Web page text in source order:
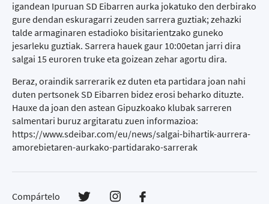
igandean Ipuruan SD Eibarren aurka jokatuko den derbirako
gure dendan eskuragarri zeuden sarrera guztiak; zehazki
talde armaginaren estadioko bisitarientzako guneko
jesarleku guztiak. Sarrera hauek gaur 10:00etan jarri dira
salgai 15 euroren truke eta goizean zehar agortu dira.
Beraz, oraindik sarrerarik ez duten eta partidara joan nahi
duten pertsonek SD Eibarren bidez erosi beharko dituzte.
Hauxe da joan den astean Gipuzkoako klubak sarreren
salmentari buruz argitaratu zuen informazioa:
https://www.sdeibar.com/eu/news/salgai-bihartik-aurrera-
amorebietaren-aurkako-partidarako-sarrerak
Compártelo